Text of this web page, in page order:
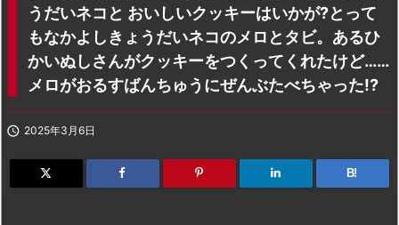
うだいネコと おいしいクッキーはいかが?とって
もなかよしきょうだいネコのメロとタビ。あるひ
かいぬしさんがクッキーをつくってくれたけど……
メロがおるすばんちゅうにぜんぶたべちゃった!?
 2025年3月6日
B!